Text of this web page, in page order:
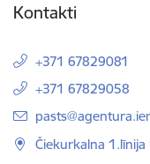
Kontakti
+371 67829081
+371 67829058
E-pasts:
Čiekurkalna